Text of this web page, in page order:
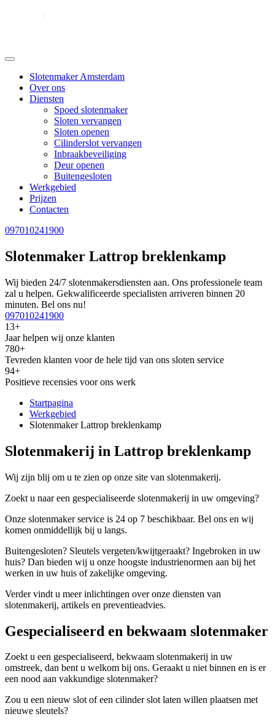
Slotenmaker Amsterdam
Over ons
Diensten
Spoed slotenmaker
Sloten vervangen
Sloten openen
Cilinderslot vervangen
Inbraakbeveiliging
Deur openen
Buitengesloten
Werkgebied
Prijzen
Contacten
097010241900
Slotenmaker Lattrop breklenkamp
Wij bieden 24/7 slotenmakersdiensten aan. Ons professionele team
zal u helpen. Gekwalificeerde specialisten arriveren binnen 20
minuten. Bel ons nu!
097010241900
13+
Jaar helpen wij onze klanten
780+
Tevreden klanten voor de hele tijd van ons sloten service
94+
Positieve recensies voor ons werk
Startpagina
Werkgebied
Slotenmaker Lattrop breklenkamp
Slotenmakerij in Lattrop breklenkamp
Wij zijn blij om u te zien op onze site van slotenmakerij.
Zoekt u naar een gespecialiseerde slotenmakerij in uw omgeving?
Onze slotenmaker service is 24 op 7 beschikbaar. Bel ons en wij
komen onmiddellijk bij u langs.
Buitengesloten? Sleutels vergeten/kwijtgeraakt? Ingebroken in uw
huis? Dan bieden wij u onze hoogste industrienormen aan bij het
werken in uw huis of zakelijke omgeving.
Verder vindt u meer inlichtingen over onze diensten van
slotenmakerij, artikels en preventieadvies.
Gespecialiseerd en bekwaam slotenmaker
Zoekt u een gespecialiseerd, bekwaam slotenmakerij in uw
omstreek, dan bent u welkom bij ons. Geraakt u niet binnen en is er
een nood aan vakkundige slotenmaker?
Zou u een nieuw slot of een cilinder slot laten willen plaatsen met
nieuwe sleutels?